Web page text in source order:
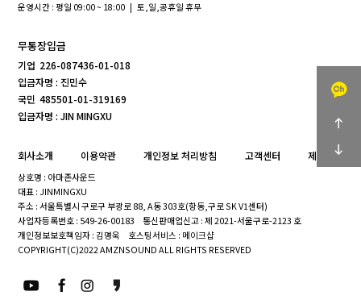
운영시간 : 평일 09:00 ~ 18:00 | 토,일,공휴일 휴무
무통장입금
기업 226-087436-01-018
입금자명 : 진민수
국민 485501-01-319169
입금자명 : JIN MINGXU
회사소개 이용약관 개인정보 처리방침 고객센터 제휴문의
상호명 : 아마존사운드
대표 : JINMINGXU
주소 : 서울특별시 구로구 부광로 88, A동 303호(항동,구로 SK V1센터)
사업자등록번호 : 549-26-00183
통신판매업신고 : 제 2021-서울구로-2123 호
개인정보보호책임자 : 김명욱
호스팅서비스 : 메이크샵
COPYRIGHT(C)2022 AMZNSOUND ALL RIGHTS RESERVED